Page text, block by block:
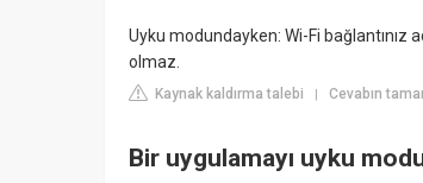
Uyku modundayken: Wi‍-Fi bağlantınız
olmaz.
Kaynak kaldırma talebi Cevabın
Bir uygulamayı uyku